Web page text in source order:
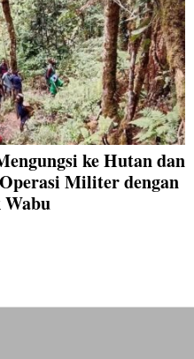
ke Hutan dan
Militer dengan
Wabu